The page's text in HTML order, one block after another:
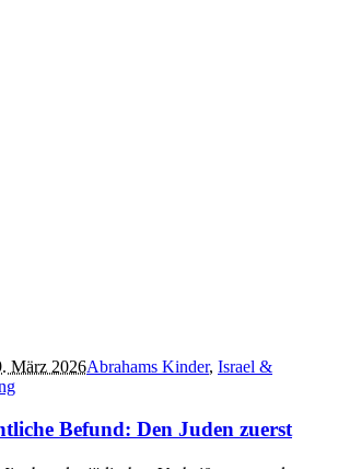
März 2026Abrahams Kinder, Israel &
Befund: Den Juden zuerst